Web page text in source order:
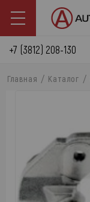
+7 (3812) 208-130
Главная Каталог